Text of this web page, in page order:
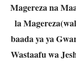
Magereza na
la
baada ya ya
Wastaafu wa